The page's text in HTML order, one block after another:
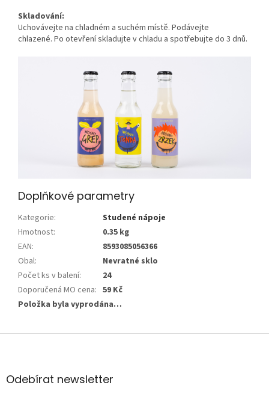
Skladování:
Uchovávejte na chladném a suchém místě. Podávejte
chlazené. Po otevření skladujte v chladu a spotřebujte do 3 dnů.
Doplňkové parametry
Kategorie:
Studené nápoje
Hmotnost:
0.35 kg
EAN:
8593085056366
Obal:
Nevratné sklo
Počet ks v balení:
24
Doporučená MO cena: 59 Kč
Položka byla vyprodána…
Z
aOdebírat newsletter